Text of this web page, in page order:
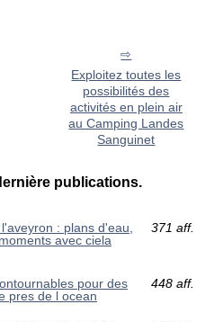
Exploitez toutes les
possibilités des
activités en plein air
au Camping Landes
Sanguinet
publications.
: plans d'eau,
avec ciela
371 aff.
pour des
pres de l ocean
448 aff.